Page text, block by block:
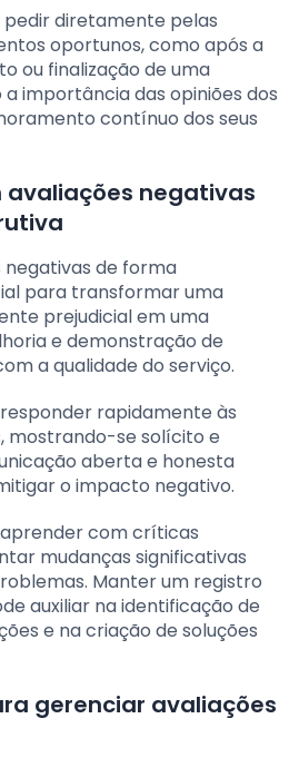
pedir diretamente pelas
oportunos, como após a
ou finalização de uma
importância das opiniões dos
contínuo dos seus
avaliações negativas
negativas de forma
para transformar uma
prejudicial em uma
e demonstração de
a qualidade do serviço.
rapidamente às
mostrando-se solícito e
aberta e honesta
o impacto negativo.
aprender com críticas
mudanças significativas
Manter um registro
auxiliar na identificação de
e na criação de soluções
gerenciar avaliações